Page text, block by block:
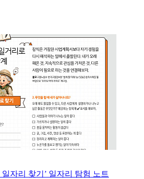
일자리 찾기’ 일자리 탐험 노트